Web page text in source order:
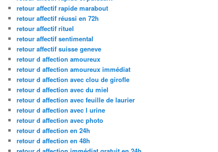
retour affectif rapide marabout
retour affectif réussi en 72h
retour affectif rituel
retour affectif sentimental
retour affectif suisse geneve
retour d affection amoureux
retour d affection amoureux immédiat
retour d affection avec clou de girofle
retour d affection avec du miel
retour d affection avec feuille de laurier
retour d affection avec l urine
retour d affection avec photo
retour d affection en 24h
retour d affection en 48h